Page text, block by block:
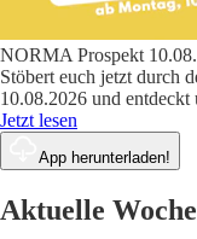
NORMA Prospekt
Stöbert euch jetzt durch
10.08.2026 und
Jetzt lesen
App herunterladen!
Aktuelle